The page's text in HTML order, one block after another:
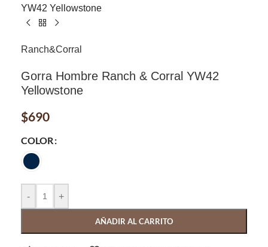
YW42 Yellowstone
Ranch&Corral
Gorra Hombre Ranch & Corral YW42
Yellowstone
$690
COLOR
- +
AÑADIR AL CARRITO